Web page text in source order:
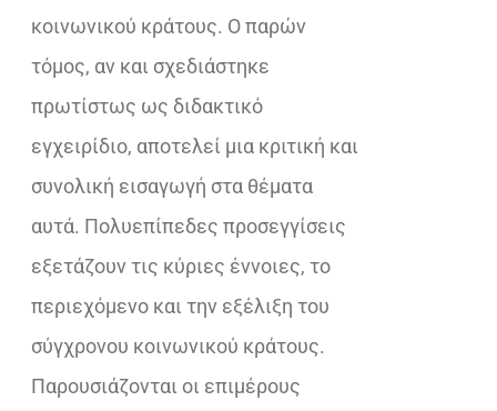
κοινωνικού κράτους. Ο παρών
τόμος, αν και σχεδιάστηκε
πρωτίστως ως διδακτικό
εγχειρίδιο, αποτελεί μια κριτική και
συνολική εισαγωγή στα θέματα
αυτά. Πολυεπίπεδες προσεγγίσεις
εξετάζουν τις κύριες έννοιες, το
περιεχόμενο και την εξέλιξη του
σύγχρονου κοινωνικού κράτους.
Παρουσιάζονται οι επιμέρους